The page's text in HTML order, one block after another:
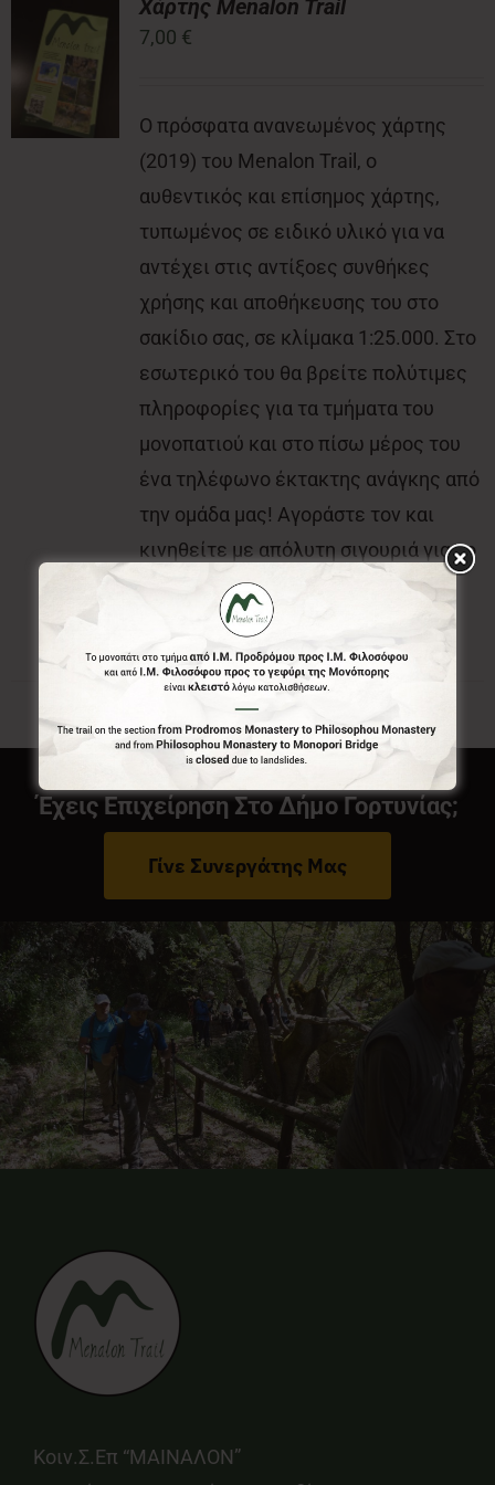
Νέα
Επικοινωνία
Χάρτης Menalon Trail
7,00 €
Ο πρόσφατα ανανεωμένος χάρτης
(2019) του Menalon Trail, ο
αυθεντικός και επίσημος χάρτης,
τυπωμένος σε ειδικό υλικό για να
αντέχει στις αντίξοες συνθήκες
χρήσης και αποθήκευσης του στο
σακίδιο σας, σε κλίμακα 1:25.000. Στο
εσωτερικό του θα βρείτε πολύτιμες
πληροφορίες για τα τμήματα του
μονοπατιού και στο πίσω μέρος του
ένα τηλέφωνο έκτακτης ανάγκης από
την ομάδα μας! Αγοράστε τον και
κινηθείτε με απόλυτη σιγουριά για το
που είστε και που θέλετε να πάτε.
Έχεις Επιχείρηση Στο Δήμο Γορτυνίας;
Γίνε Συνεργάτης Μας
Κοιν.Σ.Επ “ΜΑΙΝΑΛΟΝ”